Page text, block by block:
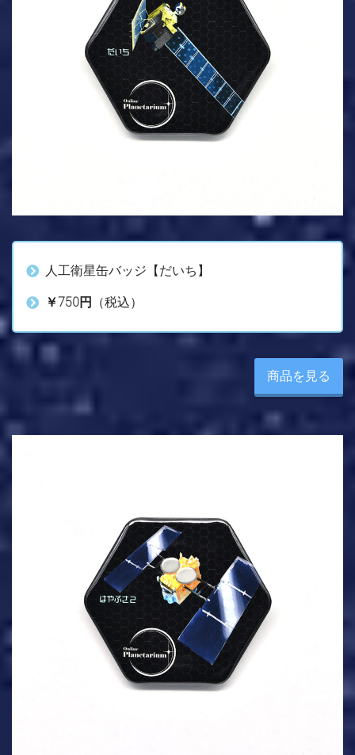
人工衛星缶バッジ【だいち】
￥750円 （税込）
商品を見る